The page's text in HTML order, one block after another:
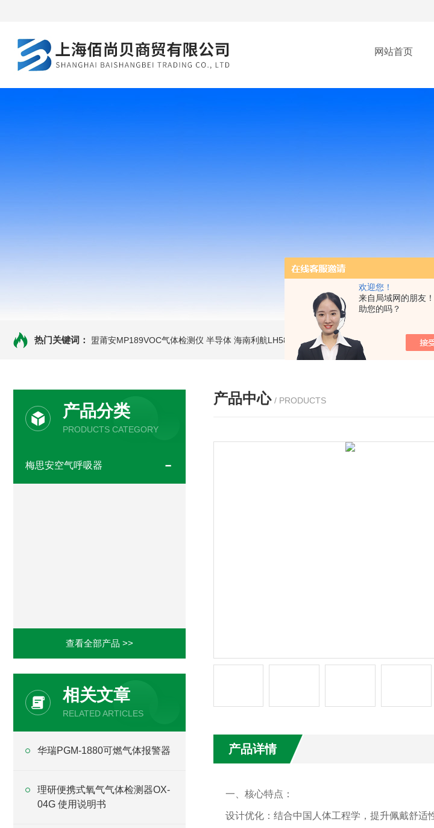
欢迎您！
来自局域网的朋友
助您的吗？
网站首页
热门关键词： 盟莆安MP189VOC气体检测仪 半导体 海南利航LH580二氧化碳气体检测仪 PGM-7340 便
产品分类
PRODUCTS CATEGORY
梅思安空气呼吸器
查看全部产品 >>
相关文章
RELATED ARTICLES
华瑞PGM-1880可燃气体报警器
理研便携式氧气气体检测器OX-
04G 使用说明书
产品中心 / PRODUCTS
产品详情
一、核心特点 ‌：
设计优化：结合中国人体工程学，提升佩戴舒适